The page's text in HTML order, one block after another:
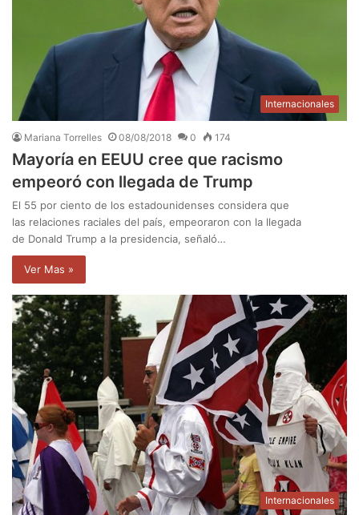
Internacionales
Mariana Torrelles 08/08/2018 0 174
Mayoría en EEUU cree que racismo
empeoró con llegada de Trump
El 55 por ciento de los estadounidenses considera que
las relaciones raciales del país, empeoraron con la llegada
de Donald Trump a la presidencia, señaló…
Ver Mas »
Internacionales